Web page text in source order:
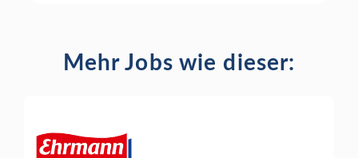
Mehr Jobs wie dieser: